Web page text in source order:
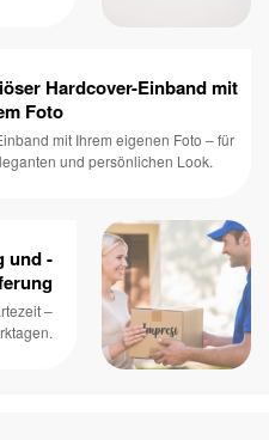
Hardcover-Einband mit
Foto
mit Ihrem eigenen Foto – für
und persönlichen Look.
und -
–